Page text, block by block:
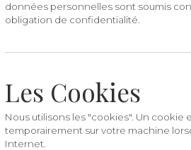
données personnelles sont soumis
obligation de confidentialité.
Les Cookies
Nous utilisons les "cookies". Un cookie
temporairement sur votre machine
Internet.